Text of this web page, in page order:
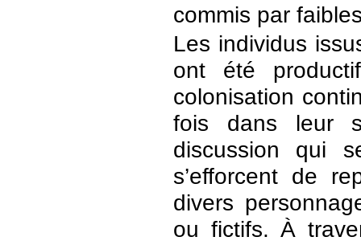
commis par
Les individus
ont été
colonisation
fois dans leur
discussion qui
s’efforcent de
divers
ou fictifs. À